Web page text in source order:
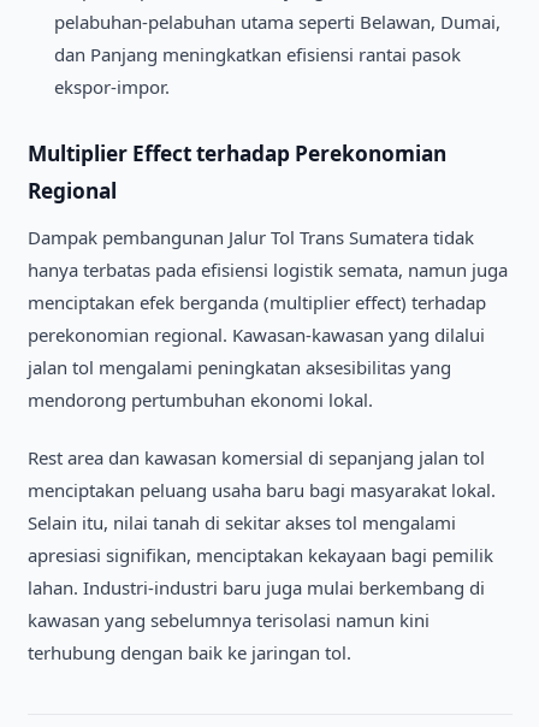
pelabuhan-pelabuhan utama seperti Belawan, Dumai,
dan Panjang meningkatkan efisiensi rantai pasok
ekspor-impor.
Multiplier Effect terhadap Perekonomian
Regional
Dampak pembangunan Jalur Tol Trans Sumatera tidak
hanya terbatas pada efisiensi logistik semata, namun juga
menciptakan efek berganda (multiplier effect) terhadap
perekonomian regional. Kawasan-kawasan yang dilalui
jalan tol mengalami peningkatan aksesibilitas yang
mendorong pertumbuhan ekonomi lokal.
Rest area dan kawasan komersial di sepanjang jalan tol
menciptakan peluang usaha baru bagi masyarakat lokal.
Selain itu, nilai tanah di sekitar akses tol mengalami
apresiasi signifikan, menciptakan kekayaan bagi pemilik
lahan. Industri-industri baru juga mulai berkembang di
kawasan yang sebelumnya terisolasi namun kini
terhubung dengan baik ke jaringan tol.